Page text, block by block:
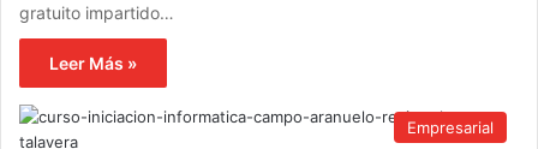
gratuito impartido…
Leer Más »
Empresarial